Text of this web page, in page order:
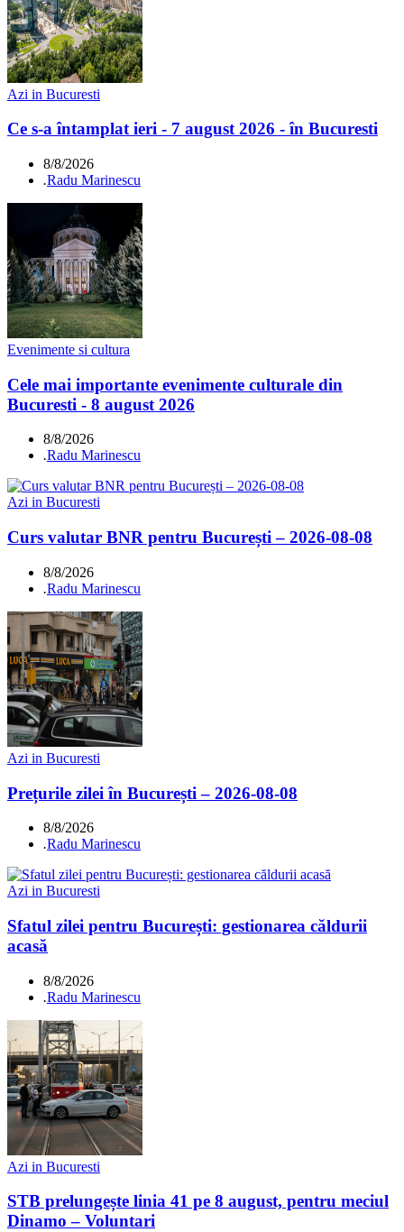
Azi in Bucuresti
Ce s-a întamplat ieri - 7 august 2026 - în Bucuresti
8/8/2026
.Radu Marinescu
Evenimente si cultura
Cele mai importante evenimente culturale din
Bucuresti - 8 august 2026
8/8/2026
.Radu Marinescu
Azi in Bucuresti
Curs valutar BNR pentru București – 2026-08-08
8/8/2026
.Radu Marinescu
Azi in Bucuresti
Prețurile zilei în București – 2026-08-08
8/8/2026
.Radu Marinescu
Azi in Bucuresti
Sfatul zilei pentru București: gestionarea căldurii
acasă
8/8/2026
.Radu Marinescu
Azi in Bucuresti
STB prelungește linia 41 pe 8 august, pentru meciul
Dinamo – Voluntari